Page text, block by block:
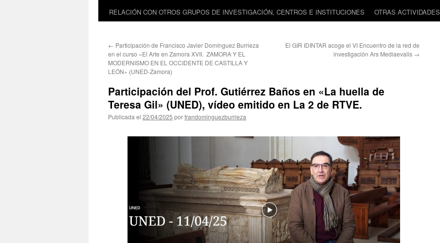
RELACIÓN CON OTROS GRUPOS DE INVESTIGACIÓN, CENTROS E INSTITUCIONES
OTRAS ACTIVIDADES
← Participación de Francisco Javier Domínguez Burrieza
en el curso «El Arte en Zamora XVII. ZAMORA Y EL
MODERNISMO EN EL OCCIDENTE DE CASTILLA Y
LEÓN» (UNED-Zamora)
El GIR IDINTAR acoge el VI Encuentro de la red de
investigación Ars Mediaevalis →
Participación del Prof. Gutiérrez Baños en «La huella de
Teresa Gil» (UNED), vídeo emitido en La 2 de RTVE.
Publicada el 22/04/2025 porfrandominguezburrieza